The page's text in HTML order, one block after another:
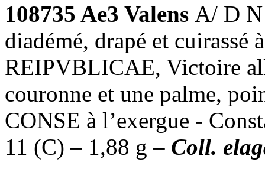
108735 Ae3 Valens A/ D N
diadémé, drapé et
REIPVBLICAE, Victoire
couronne et une palme,
CONSE à l’exergue -
11 (C) – 1,88 g – Coll.